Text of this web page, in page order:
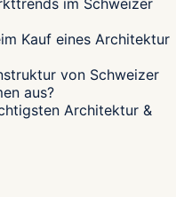
im Schweizer
Kauf eines Architektur
von Schweizer
aus?
Architektur &